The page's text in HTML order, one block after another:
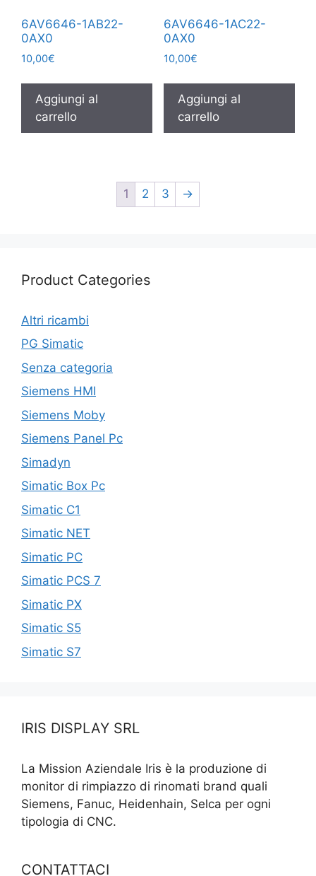
6AV6646-1AB22-
0AX0
10,00€
Aggiungi al
carrello
6AV6646-1AC22-
0AX0
10,00€
Aggiungi al
carrello
1 2 3 →
Product Categories
Altri ricambi
PG Simatic
Senza categoria
Siemens HMI
Siemens Moby
Siemens Panel Pc
Simadyn
Simatic Box Pc
Simatic C1
Simatic NET
Simatic PC
Simatic PCS 7
Simatic PX
Simatic S5
Simatic S7
IRIS DISPLAY SRL
La Mission Aziendale Iris è la produzione di
monitor di rimpiazzo di rinomati brand quali
Siemens, Fanuc, Heidenhain, Selca per ogni
tipologia di CNC.
CONTATTACI